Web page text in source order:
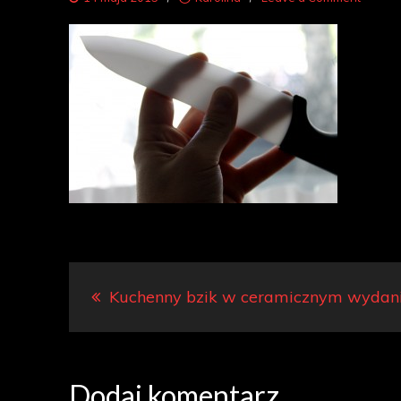
Nawigacja
wpisu
Kuchenny bzik w ceramicznym